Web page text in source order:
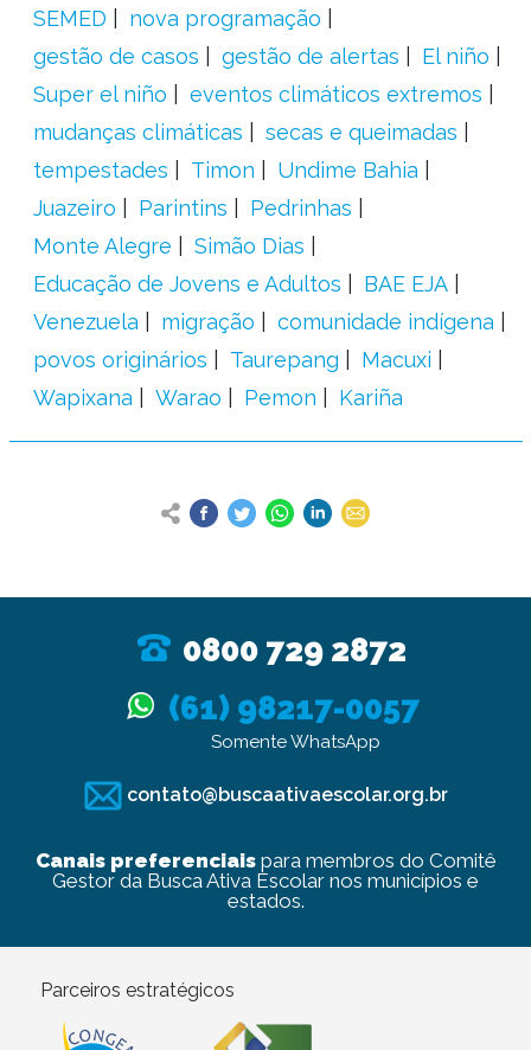
SEMED
nova programação
gestão de casos
gestão de alertas
El niño
Super el niño
eventos climáticos extremos
mudanças climáticas
secas e queimadas
tempestades
Timon
Undime Bahia
Juazeiro
Parintins
Pedrinhas
Monte Alegre
Simão Dias
Educação de Jovens e Adultos
BAE EJA
Venezuela
migração
comunidade indígena
povos originários
Taurepang
Macuxi
Wapixana
Warao Pemon Kariña
0800 729 2872
(61) 98217-0057
Somente WhatsApp
contato@buscaativaescolar.org.br
Canais preferenciaispara membros do Comitê
Gestor da Busca Ativa Escolar nos municípios e
estados.
Parceiros estratégicos